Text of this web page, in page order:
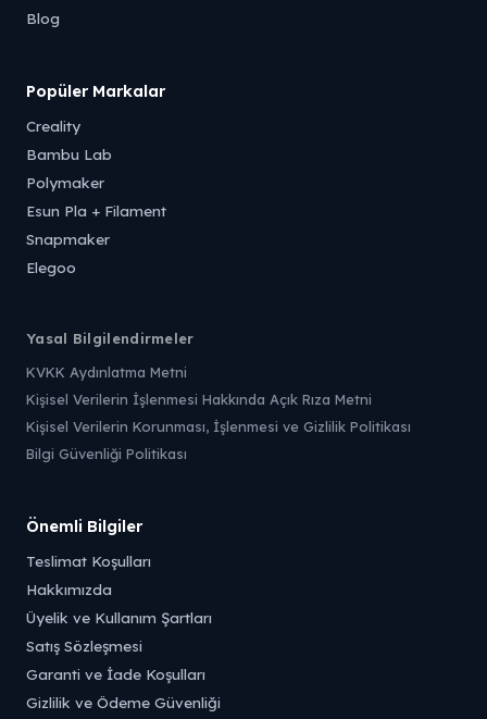
Blog
Popüler Markalar
Creality
Bambu Lab
Polymaker
Esun Pla + Filament
Snapmaker
Elegoo
Yasal Bilgilendirmeler
KVKK Aydınlatma Metni
Kişisel Verilerin İşlenmesi Hakkında Açık Rıza Metni
Kişisel Verilerin Korunması, İşlenmesi ve Gizlilik Politikası
Bilgi Güvenliği Politikası
Önemli Bilgiler
Teslimat Koşulları
Hakkımızda
Üyelik ve Kullanım Şartları
Satış Sözleşmesi
Garanti ve İade Koşulları
Gizlilik ve Ödeme Güvenliği